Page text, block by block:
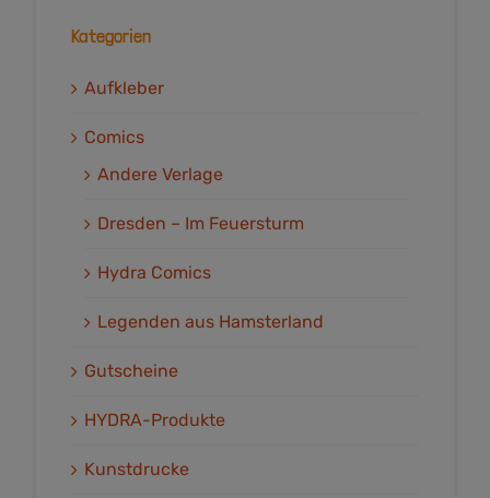
Kategorien
Aufkleber
Comics
Andere Verlage
Dresden – Im Feuersturm
Hydra Comics
Legenden aus Hamsterland
Gutscheine
HYDRA-Produkte
Kunstdrucke